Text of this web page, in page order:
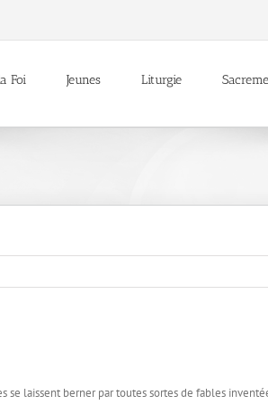
Foi Jeunes Liturgie
se laissent berner par toutes sortes de fables